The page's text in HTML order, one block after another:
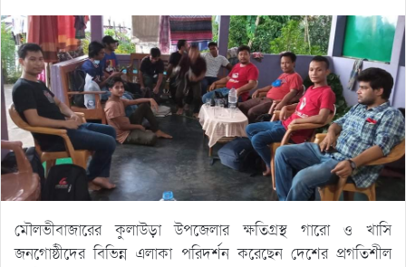
মৌলভীবাজারের কুলাউড়া উপজেলার ক্ষতিগ্রস্থ গারো ও খাসি
জনগোষ্ঠীদের বিভিন্ন এলাকা পরিদর্শন করেছেন দেশের প্রগতিশীল